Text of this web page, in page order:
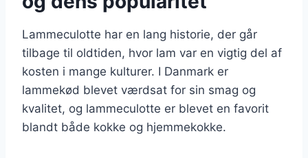
Lammeculotte har en lang historie, der går
tilbage til oldtiden, hvor lam var en vigtig del af
kosten i mange kulturer. I Danmark er
lammekød blevet værdsat for sin smag og
kvalitet, og lammeculotte er blevet en favorit
blandt både kokke og hjemmekokke.